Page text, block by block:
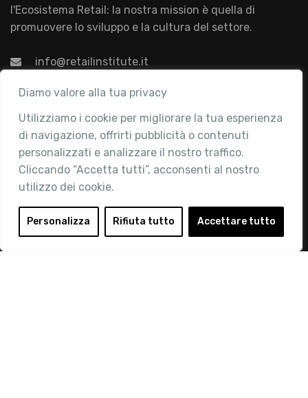
Diamo valore alla tua privacy
Utilizziamo i cookie per migliorare la tua esperienza
di navigazione, offrirti pubblicità o contenuti
personalizzati e analizzare il nostro traffico.
Cliccando “Accetta tutti”, acconsenti al nostro
utilizzo dei cookie.
Personalizza Rifiuta tutto Accettare tutto
l'Ecosistema Retail: la nostra mission è quella di
promuovere lo sviluppo e la cultura del settore.
info@retailinstitute.it
Associazione
Chi siamo
Attività
Contatti
Area Riservata
Login
Diventa Socio